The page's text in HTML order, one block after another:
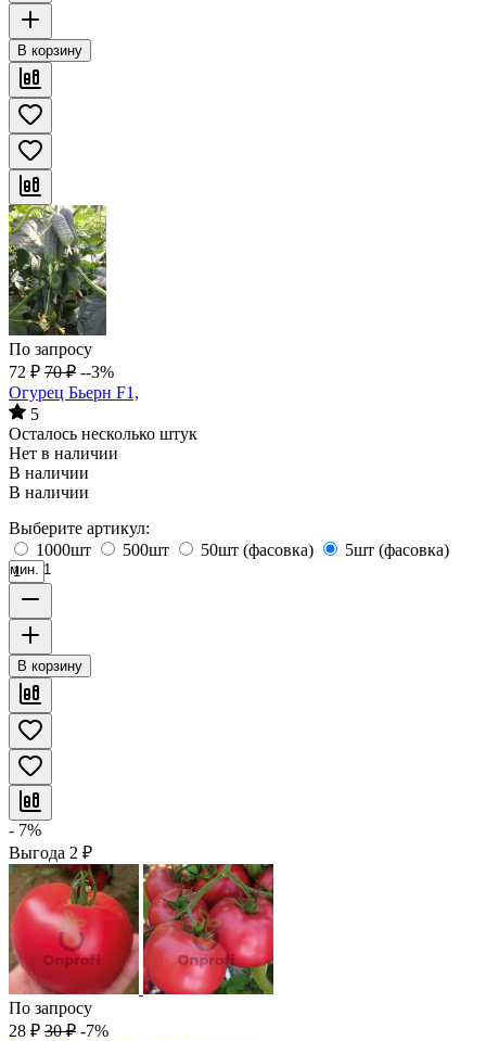
В корзину
По запросу
72 ₽ 70 ₽ --3%
Огурец Бьерн F1,
5
Осталось несколько штук
Нет в наличии
В наличии
В наличии
Выберите артикул:
1000шт
500шт 50шт (фасовка) 5шт (фасовка)
мин. 1
В корзину
- 7%
Выгода 2 ₽
По запросу
28 ₽ 30 ₽ -7%